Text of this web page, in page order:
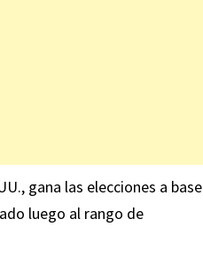
gana las elecciones a base
luego al rango de